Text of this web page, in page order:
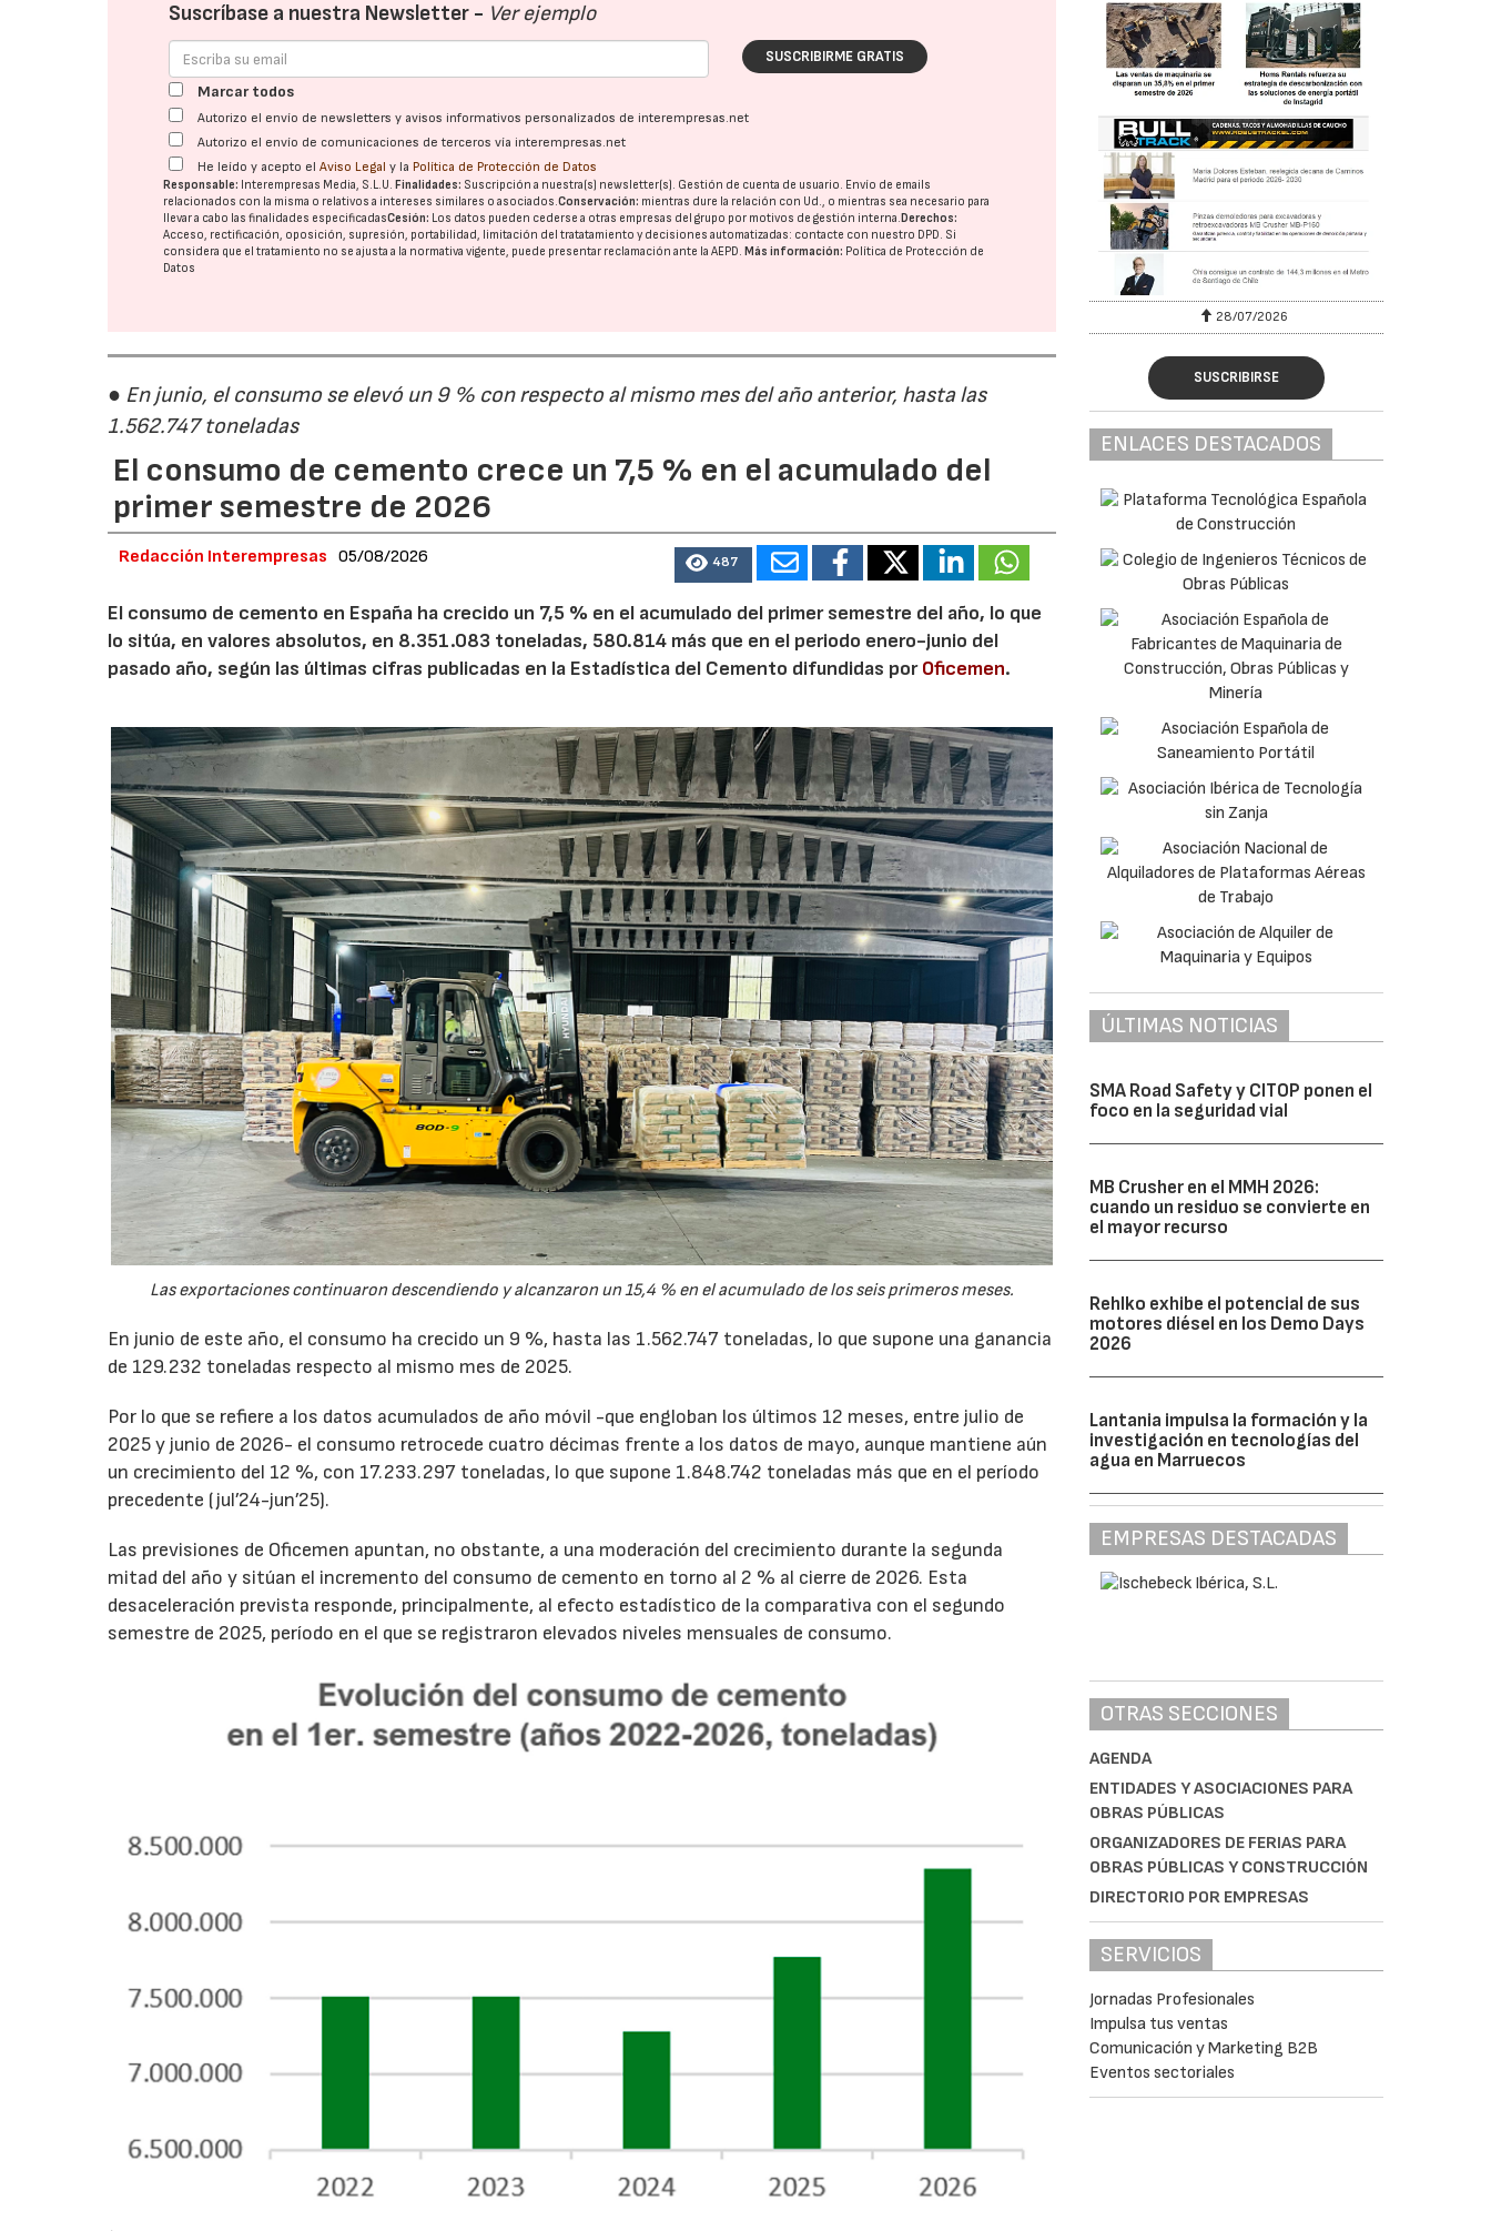
Suscríbase a nuestra Newsletter - Ver ejemplo
SUSCRIBIRME GRATIS
Marcar todos
Autorizo el envío de newsletters y avisos informativos personalizados de interempresas.net
Autorizo el envío de comunicaciones de terceros vía interempresas.net
He leído y acepto elAviso Legal y la Política de Protección de Datos
Responsable: Interempresas Media, S.L.U. Finalidades: Suscripción a nuestra(s) newsletter(s). Gestión de cuenta de usuario. Envío de emails
relacionados con la misma o relativos a intereses similares o asociados.Conservación: mientras dure la relación con Ud., o mientras sea necesario para
llevar a cabo las finalidades especificadasCesión: Los datos pueden cederse a otras empresas del grupo por motivos de gestión interna. Derechos:
Acceso, rectificación, oposición, supresión, portabilidad, limitación del tratatamiento y decisiones automatizadas: contacte con nuestro DPD. Si
considera que el tratamiento no se ajusta a la normativa vigente, puede presentar reclamación ante laAEPD. Más información: Política de Protección de
Datos
● En junio, el consumo se elevó un 9 % con respecto al mismo mes del año anterior, hasta las
1.562.747 toneladas
El consumo de cemento crece un 7,5 % en el acumulado del
primer semestre de 2026
Redacción Interempresas 05/08/2026 487
El consumo de cemento en España ha crecido un 7,5 % en el acumulado del primer semestre del año, lo que
lo sitúa, en valores absolutos, en 8.351.083 toneladas, 580.814 más que en el periodo enero-junio del
pasado año, según las últimas cifras publicadas en la Estadística del Cemento difundidas porOficemen.
Las exportaciones continuaron descendiendo y alcanzaron un 15,4 % en el acumulado de los seis primeros meses.
En junio de este año, el consumo ha crecido un 9 %, hasta las 1.562.747 toneladas, lo que supone una ganancia
de 129.232 toneladas respecto al mismo mes de 2025.
Por lo que se refiere a los datos acumulados de año móvil -que engloban los últimos 12 meses, entre julio de
2025 y junio de 2026- el consumo retrocede cuatro décimas frente a los datos de mayo, aunque mantiene aún
un crecimiento del 12 %, con 17.233.297 toneladas, lo que supone 1.848.742 toneladas más que en el período
precedente (jul’24-jun’25).
Las previsiones de Oficemen apuntan, no obstante, a una moderación del crecimiento durante la segunda
mitad del año y sitúan el incremento del consumo de cemento en torno al 2 % al cierre de 2026. Esta
desaceleración prevista responde, principalmente, al efecto estadístico de la comparativa con el segundo
semestre de 2025, período en el que se registraron elevados niveles mensuales de consumo.
30/07/2026
SUSCRIBIRSE
ENLACES DESTACADOS
ÚLTIMAS NOTICIAS
SMA Road Safety y CITOP ponen el
foco en la seguridad vial
MB Crusher en el MMH 2026:
cuando un residuo se convierte en
el mayor recurso
Rehlko exhibe el potencial de sus
motores diésel en los Demo Days
2026
Lantania impulsa la formación y la
investigación en tecnologías del
agua en Marruecos
EMPRESAS DESTACADAS
OTRAS SECCIONES
AGENDA
ENTIDADES Y ASOCIACIONES PARA
OBRAS PÚBLICAS
ORGANIZADORES DE FERIAS PARA
OBRAS PÚBLICAS Y CONSTRUCCIÓN
DIRECTORIO POR EMPRESAS
SERVICIOS
Jornadas Profesionales
Impulsa tus ventas
Comunicación y Marketing B2B
Eventos sectoriales